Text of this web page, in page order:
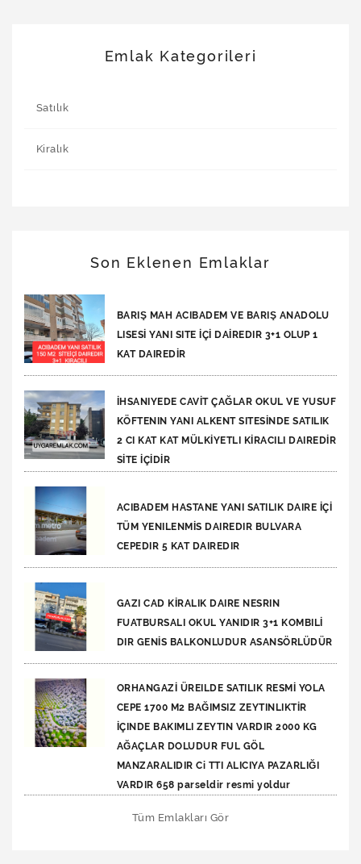
Emlak Kategorileri
Satılık
Kiralık
Son Eklenen Emlaklar
BARIŞ MAH ACIBADEM VE BARIŞ ANADOLU
LISESİ YANI SITE İÇİ DAİREDIR 3+1 OLUP 1
KAT DAIREDİR
İHSANIYEDE CAVİT ÇAĞLAR OKUL VE YUSUF
KÖFTENIN YANI ALKENT SITESİNDE SATILIK
2 CI KAT KAT MÜLKİYETLI KİRACILI DAIREDİR
SİTE İÇİDİR
ACIBADEM HASTANE YANI SATILIK DAIRE İÇİ
TÜM YENILENMİS DAIREDIR BULVARA
CEPEDIR 5 KAT DAIREDIR
GAZI CAD KİRALIK DAIRE NESRIN
FUATBURSALI OKUL YANIDIR 3+1 KOMBILİ
DIR GENİS BALKONLUDUR ASANSÖRLÜDÜR
ORHANGAZİ ÜREILDE SATILIK RESMİ YOLA
CEPE 1700 M2 BAĞIMSIZ ZEYTINLIKTİR
İÇINDE BAKIMLI ZEYTIN VARDIR 2000 KG
AĞAÇLAR DOLUDUR FUL GÖL
MANZARALIDIR Ci TTI ALICIYA PAZARLIĞI
VARDIR 658 parseldir resmi yoldur
Tüm Emlakları Gör